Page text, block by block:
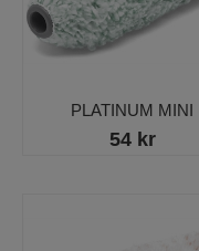
PLATINUM MINI
54 kr